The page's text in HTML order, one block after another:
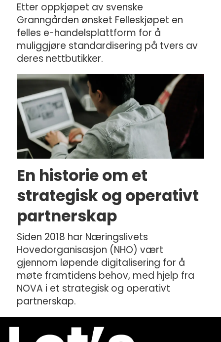
Etter oppkjøpet av svenske
Granngården ønsket Felleskjøpet en
felles e-handelsplattform for å
muliggjøre standardisering på tvers av
deres nettbutikker.
En historie om et
strategisk og operativt
partnerskap
Siden 2018 har Næringslivets
Hovedorganisasjon (NHO) vært
gjennom løpende digitalisering for å
møte framtidens behov, med hjelp fra
NOVA i et strategisk og operativt
partnerskap.